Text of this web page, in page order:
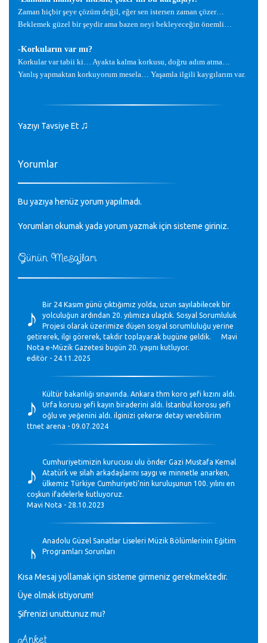
Günün Mesajları
♪
Bir 24 Kasım günü çıktığımız yolda, uzun sayılabilecek bir
yolculuğun ardından 20. yılımıza ulaştık. Sosyal Sorumluluk
Projesi olarak üzerimize düşen sosyal sorumluluğu yerine
getirerek, ilgi görerek, takdir toplayarak bugüne geldik. Mavi
Nota e-Müzik Gazetesi bugün 20. yaşını kutluyor.
editör - 24.11.2025
♪
Kültür bakanlığı sınavında. Ankara thm koro şefi kızını aldı.
Urfa korusu şefi kayın biraderini aldı. İstanbul korosu şefi
oğlu ve yeğenini aldı. ilginizi çekerse detay verebilirim
ttnet arena - 09.07.2024
♪
Cumhuriyetimizin kurucusu ulu önder Gazi Mustafa Kemal
Atatürk ve silah arkadaşlarını saygı ve minnetle anarken,
ülkemiz Türkiye Cumhuriyeti’nin kuruluşunun 100. yılını en
coşkun ifadelerle kutluyoruz.
Mavi Nota - 28.10.2023
♪
Anadolu Güzel Sanatlar Liseleri Müzik Bölümlerinin Eğitim
Programları Sorunları
♪
GEÇMİŞ OLSUN TÜRKİYE!
Mavi Nota - 07.02.2023
Kısa Mesaj yollamak için sisteme girmeniz gerekmektedir.
Üye olmak istiyorum!
Şifrenizi unuttunuz mu?
Anket
Zaman hiçbirşeye çözüm değil, eğer sen istersen zaman çözer…
Beklemek güzel birşeydir ama bazen neyi bekleyeceğin önemli…
-Korkuların var mı?
Korkular var tabii ki… Ayakta kalma korkusu, doğru adım atma…
Yanlış yapmaktan korkuyorum mesela… Yaşamla ilgili kaygılarım var.
Yazıyı Tavsiye Et ♫
Yorumlar
Bu yazıya henüz yorum yapılmadı.
Yorumları okumak yada yorum yazmak için sisteme giriniz.